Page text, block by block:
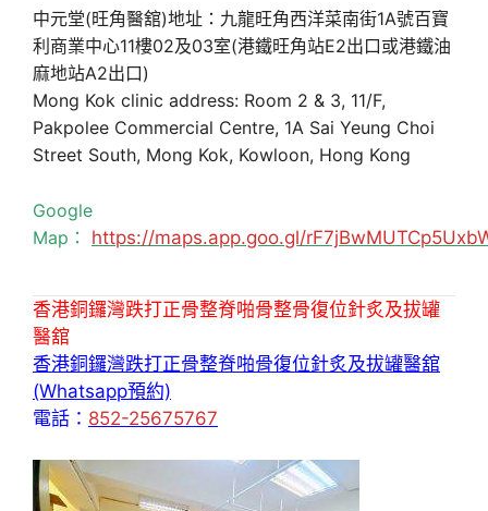
中元堂(旺角醫舘)地址：九龍旺角西洋菜南街1A號百寶
利商業中心11樓02及03室(港鐵旺角站E2出口或港鐵油
麻地站A2出口)
Mong Kok clinic address: Room 2 & 3, 11/F,
Pakpolee Commercial Centre, 1A Sai Yeung Choi
Street South, Mong Kok, Kowloon, Hong Kong
Google
Map： https://maps.app.goo.gl/
香港銅鑼灣跌打正骨整脊啪骨整骨復位針炙及拔罐
醫舘
香港銅鑼灣跌打正骨整脊啪骨復位針炙及拔罐醫舘
(Whatsapp預約)
電話： 852-25675767